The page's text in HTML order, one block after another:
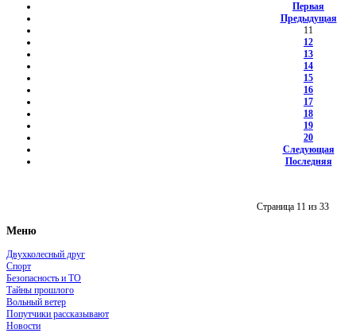
Первая
Предыдущая
11
12
13
14
15
16
17
18
19
20
Следующая
Последняя
Страница 11 из 33
Меню
Двухколесный друг
Спорт
Безопасность и ТО
Тайны прошлого
Вольный ветер
Попутчики рассказывают
Новости